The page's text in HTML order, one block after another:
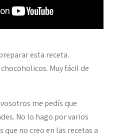
esta receta.
Muy fácil de
me pedís que
No lo hago por varios
no creo en las recetas a